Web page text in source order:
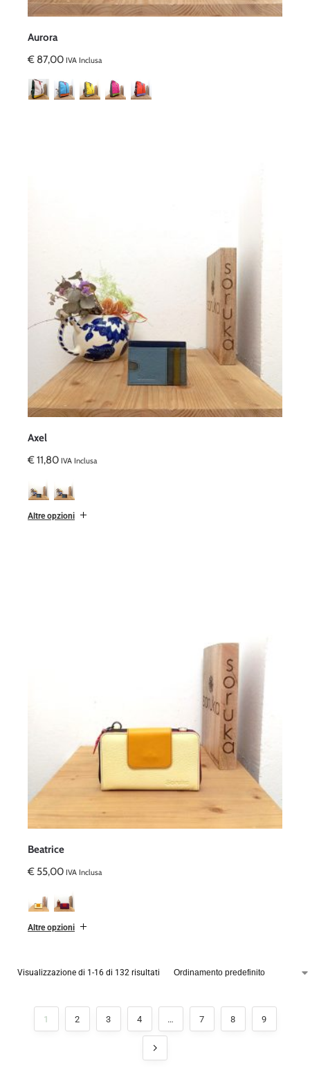
Aurora
€ 87,00 IVA Inclusa
Axel
€11,80 IVA Inclusa
Altre opzioni
Beatrice
€ 55,00 IVA Inclusa
Altre opzioni
Visualizzazione di 1-16 di 132 risultati
1 2 3 4 … 7 8 9